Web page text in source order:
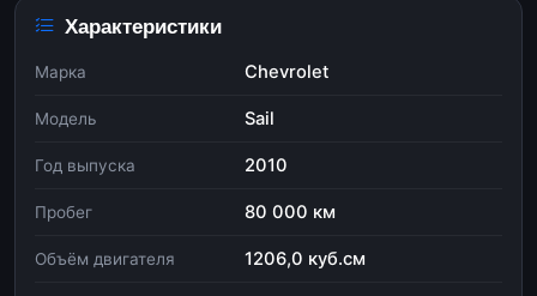
Характеристики
Марка Chevrolet
Модель Sail
Год выпуска 2010
Пробег 80 000 км
Объём двигателя 1206,0 куб.см